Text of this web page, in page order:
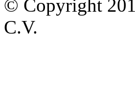
© Copyright
C.V.